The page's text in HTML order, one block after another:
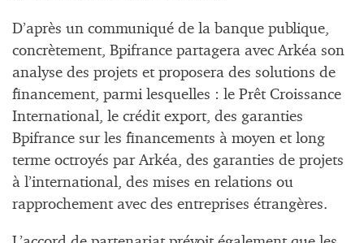
D’après un communiqué de la banque publique,
concrètement, Bpifrance partagera avec Arkéa son
analyse des projets et proposera des solutions de
financement, parmi lesquelles : le Prêt Croissance
International, le crédit export, des garanties
Bpifrance sur les financements à moyen et long
terme octroyés par Arkéa, des garanties de projets
à l’international, des mises en relations ou
rapprochement avec des entreprises étrangères.